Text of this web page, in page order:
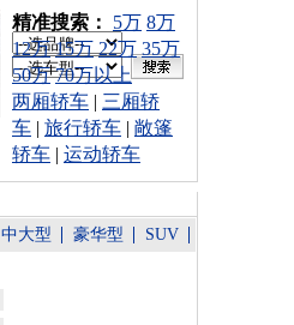
车型搜索：
精准搜索： 5万 8万
12万 15万 22万 35万
50万 70万以上
两厢轿车 | 三厢轿
车 | 旅行轿车 | 敞篷
轿车 | 运动轿车
中大型 豪华型 SUV